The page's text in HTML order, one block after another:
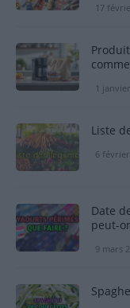
17
1
Liste
6
Date
peut-
9 mars